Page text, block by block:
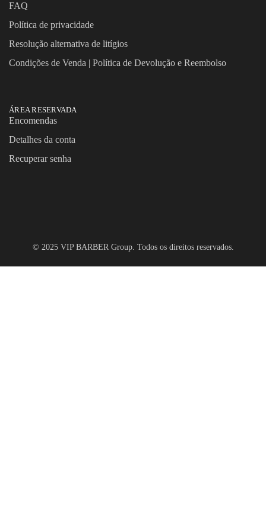
FAQ
Política de privacidade
Resolução alternativa de litígios
Condições de Venda | Política de Devolução e Reembolso
ÁREA RESERVADA
Encomendas
Detalhes da conta
Recuperar senha
© 2025 VIP BARBER Group. Todos os direitos reservados.